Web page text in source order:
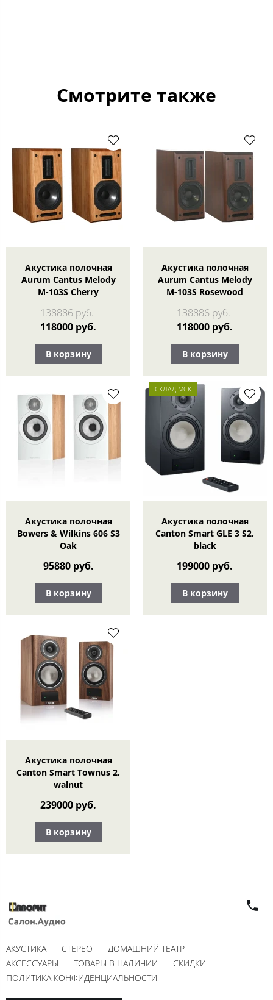
Смотрите также
Акустика полочная
Aurum Cantus Melody
M-103S Cherry
138886 руб.
118000 руб.
В корзину
Акустика полочная
Aurum Cantus Melody
M-103S Rosewood
138886 руб.
118000 руб.
В корзину
Акустика полочная
Bowers & Wilkins 606 S3
Oak
95880 руб.
В корзину
СКЛАД МСК
Акустика полочная
Canton Smart GLE 3 S2,
black
199000 руб.
В корзину
Акустика полочная
Canton Smart Townus 2,
walnut
239000 руб.
В корзину
АКУСТИКА СТЕРЕО
ДОМАШНИЙ ТЕАТР
АКСЕССУАРЫ
ТОВАРЫ В НАЛИЧИИ
СКИДКИ
ПОЛИТИКА КОНФИДЕНЦИАЛЬНОСТИ